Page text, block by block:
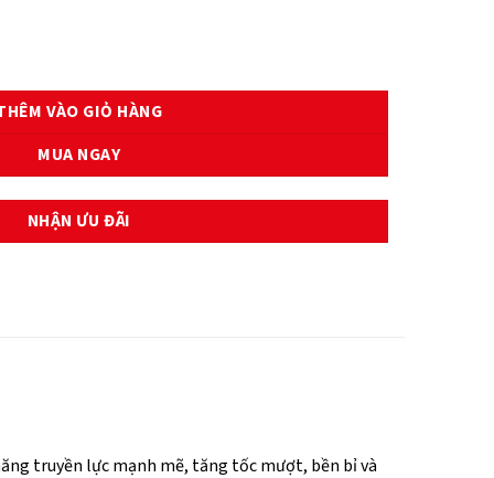
VÀO GIỎ HÀNG
MUA NGAY
NHẬN ƯU ĐÃI
truyền lực mạnh mẽ, tăng tốc mượt, bền bỉ và